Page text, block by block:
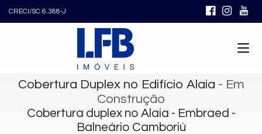
CRECI/SC 6.388-J
Cobertura Duplex no Edifício Alaia - Em
Construção
Cobertura duplex no Alaia - Embraed -
Balneário Camboriú